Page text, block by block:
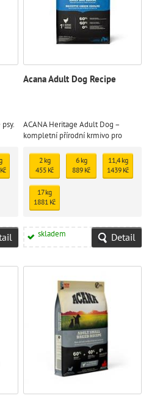
Acana Adult Dog Recipe
ACANA Heritage Adult Dog –
kompletní přírodní krmivo pro
2 kg
455 Kč
6 kg
889 Kč
11,4 kg
1439 Kč
17 kg
1881 Kč
skladem Detail